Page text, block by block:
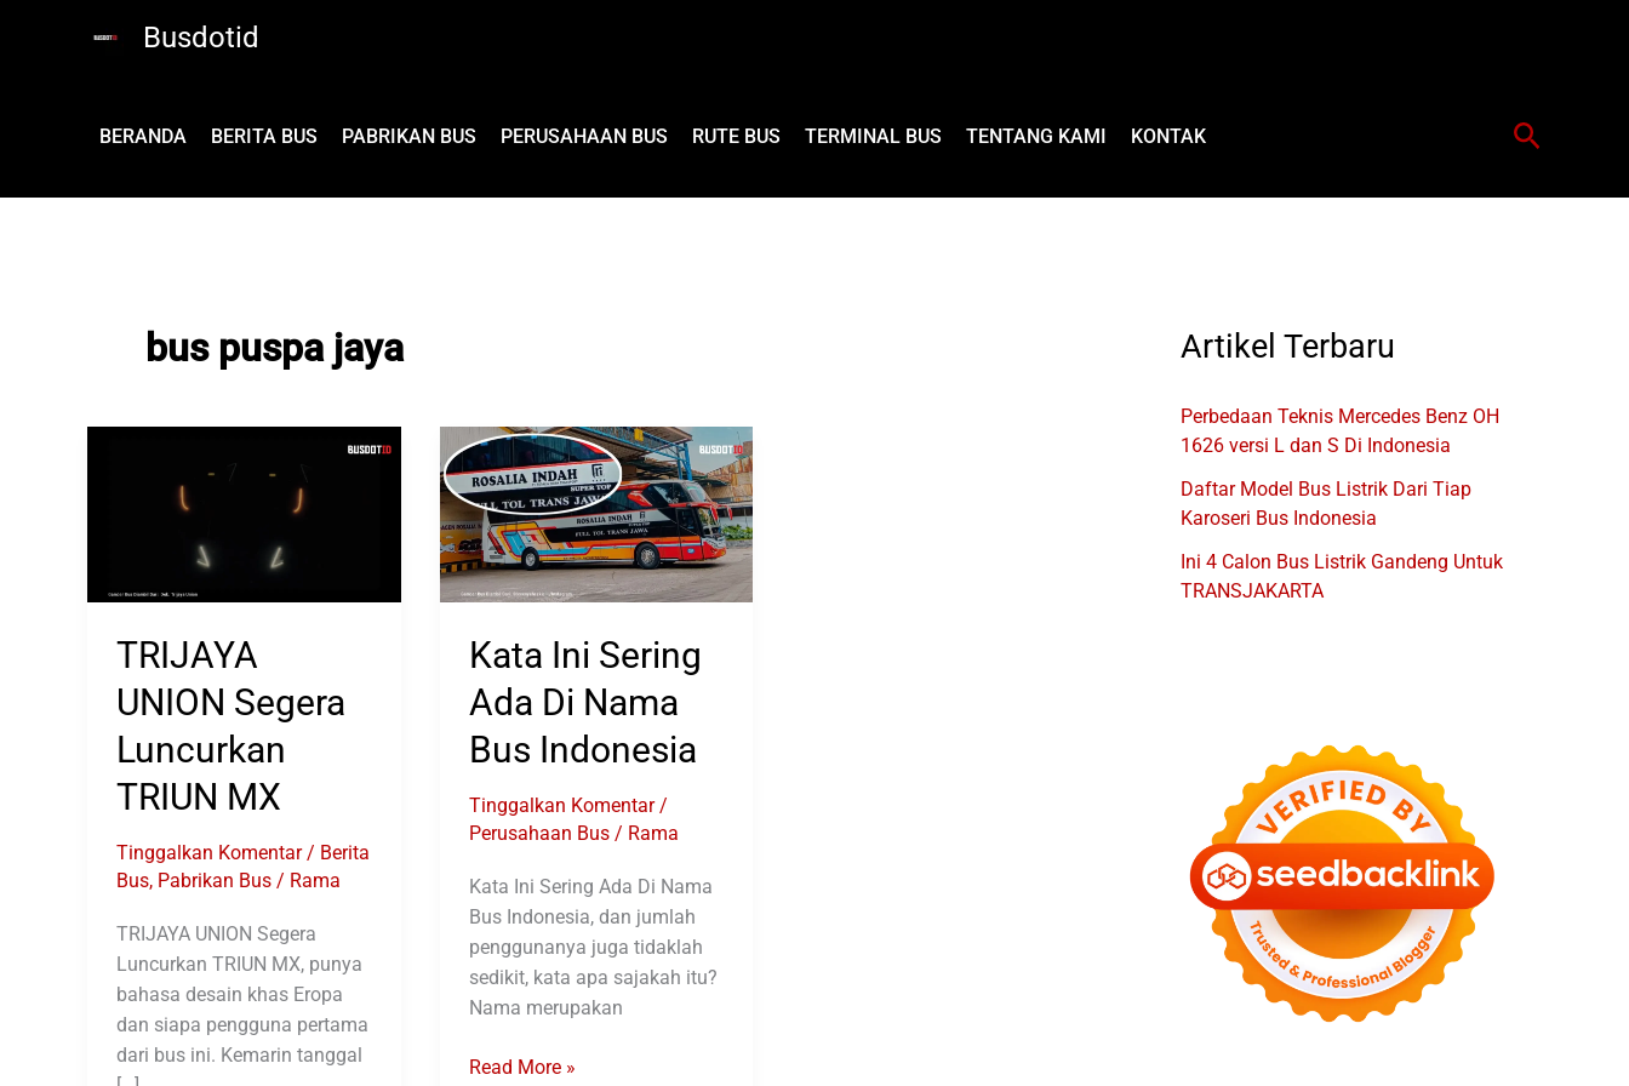
Busdotid
BERANDA BERITA BUS PABRIKAN BUS PERUSAHAAN BUS RUTE BUS TERMINAL BUS TENTANG KAMI KONTAK Cari
bus puspa jaya
TRIJAYA
UNION Segera
Luncurkan
TRIUN MX
Tinggalkan Komentar / Berita
Bus, Pabrikan Bus / Rama
TRIJAYA UNION Segera
Luncurkan TRIUN MX, punya
bahasa desain khas Eropa
dan siapa pengguna pertama
dari bus ini. Kemarin tanggal
Kata Ini Sering
Ada Di Nama
Bus Indonesia
Tinggalkan Komentar /
Perusahaan Bus/ Rama
Kata Ini Sering Ada Di Nama
Bus Indonesia, dan jumlah
penggunanya juga tidaklah
sedikit, kata apa sajakah itu?
Nama merupakan
Kata
Read More »
Artikel Terbaru
Perbedaan Teknis Mercedes Benz OH
1626 versi L dan S Di Indonesia
Daftar Model Bus Listrik Dari Tiap
Karoseri Bus Indonesia
Ini 4 Calon Bus Listrik Gandeng Untuk
TRANSJAKARTA